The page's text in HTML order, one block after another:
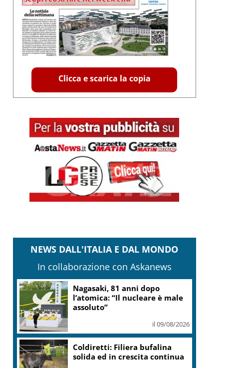
Clicca e scarica la copia
NEWS DALL'ITALIA E DAL MONDO
In collaborazione con Askanews
Nagasaki, 81 anni dopo
l’atomica: “Il nucleare è male
assoluto”
il 09/08/2026
Coldiretti: Filiera bufalina
solida ed in crescita continua